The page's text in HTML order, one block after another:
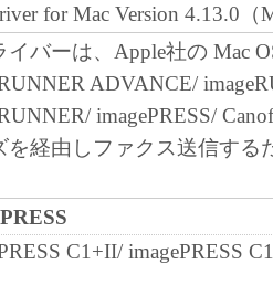
ウェア」に対してアップデ
ートを行うことについて、
りません。
・免責
ェア」は、『現状のまま
ヤノン、キヤノンのライセ
ヤノンの関連会社、それら
ずれも、「本ソフトウェア
for Mac Version 4.13.0（
イバーは、Apple社の Mac
ADVANCE/
imagePRESS/
を経由しファクス送信する
C1+II/ imagePRESS